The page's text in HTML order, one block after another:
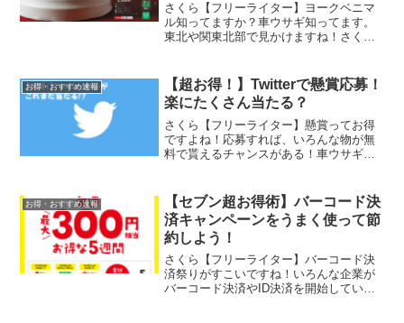
さくら【フリーライター】ヨークベニマ
ル知ってますか？車ウサギ知ってます。
東北や関東北部で見かけますね！さくら
興味あります！ヨークベニマルとは福島
県を中心に東北南部から関...
お得・おすすめ速報
【超お得！】Twitterで懸賞応募！
楽にたくさん当たる？
さくら【フリーライター】懸賞ってお得
ですよね！応募すれば、いろんな物が無
料で貰えるチャンスがある！車ウサギだ
し・・。さくら【フリーライター】
Twitterだと超楽ですよ！...
お得・おすすめ速報
【セブン超お得術】バーコード決
済キャンペーンをうまく使って節
約しよう！
さくら【フリーライター】バーコード決
済祭りがすこいですね！いろんな企業が
バーコード決済やID決済を開始していま